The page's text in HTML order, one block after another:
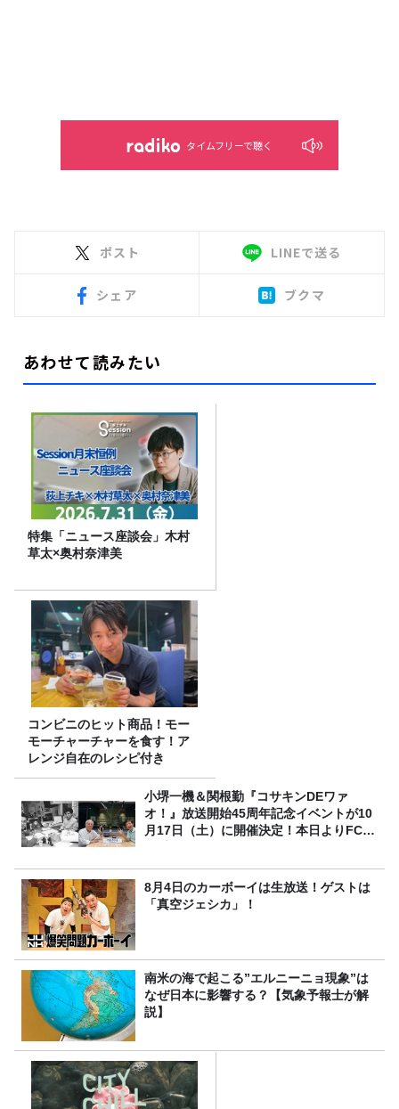
タイムフリーで聴く
ポスト LINEで送る
シェア ブクマ
あわせて読みたい
特集「ニュース座談会」木村
草太×奥村奈津美
コンビニのヒット商品！モー
モーチャーチャーを食す！ア
レンジ自在のレシピ付き
小堺一機＆関根勤『コサキンDEワァ
オ！』放送開始45周年記念イベントが10
月17日（土）に開催決定！本日よりFC先
8月4日のカーボーイは生放送！ゲストは
「真空ジェシカ」！
南米の海で起こる”エルニーニョ現象”は
なぜ日本に影響する？【気象予報士が解
説】